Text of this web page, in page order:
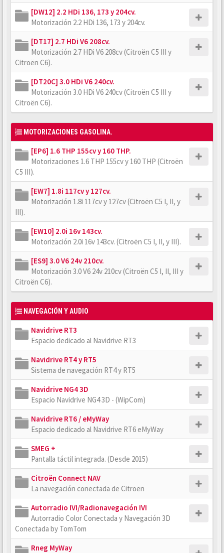
[DW12] 2.2 HDi 136, 173 y 204cv.
Motorización 2.2 HDi 136, 173 y 204cv.
[DT17] 2.7 HDi V6 208cv.
Motorización 2.7 HDi V6 208cv (Citroën C5 III y
Citroën C6).
[DT20C] 3.0 HDi V6 240cv.
Motorización 3.0 HDi V6 240cv (Citroën C5 III y
Citroën C6).
MOTORIZACIONES GASOLINA.
[EP6] 1.6 THP 155cv y 160 THP.
Motorizaciones 1.6 THP 155cv y 160 THP (Citroën
C5 III).
[EW7] 1.8i 117cv y 127cv.
Motorización 1.8i 117cv y 127cv (Citroën C5 I, II, y
III).
[EW10] 2.0i 16v 143cv.
Motorización 2.0i 16v 143cv. (Citroën C5 I, II, y III).
[ES9] 3.0 V6 24v 210cv.
Motorización 3.0 V6 24v 210cv (Citroën C5 I, II, III y
Citroën C6).
NAVEGACIÓN Y AUDIO
Navidrive RT3
Espacio dedicado al Navidrive RT3
Navidrive RT4 y RT5
Sistema de navegación RT4 y RT5
Navidrive NG4 3D
Espacio Navidrive NG4 3D - (WipCom)
Navidrive RT6 / eMyWay
Espacio dedicado al Navidrive RT6 eMyWay
SMEG +
Pantalla táctil integrada. (Desde 2015)
Citroën Connect NAV
La navegación conectada de Citroën
Autorradio IVI/Radionavegación IVI
Autorradio Color Conectada y Navegación 3D
Conectada by TomTom
Rneg MyWay